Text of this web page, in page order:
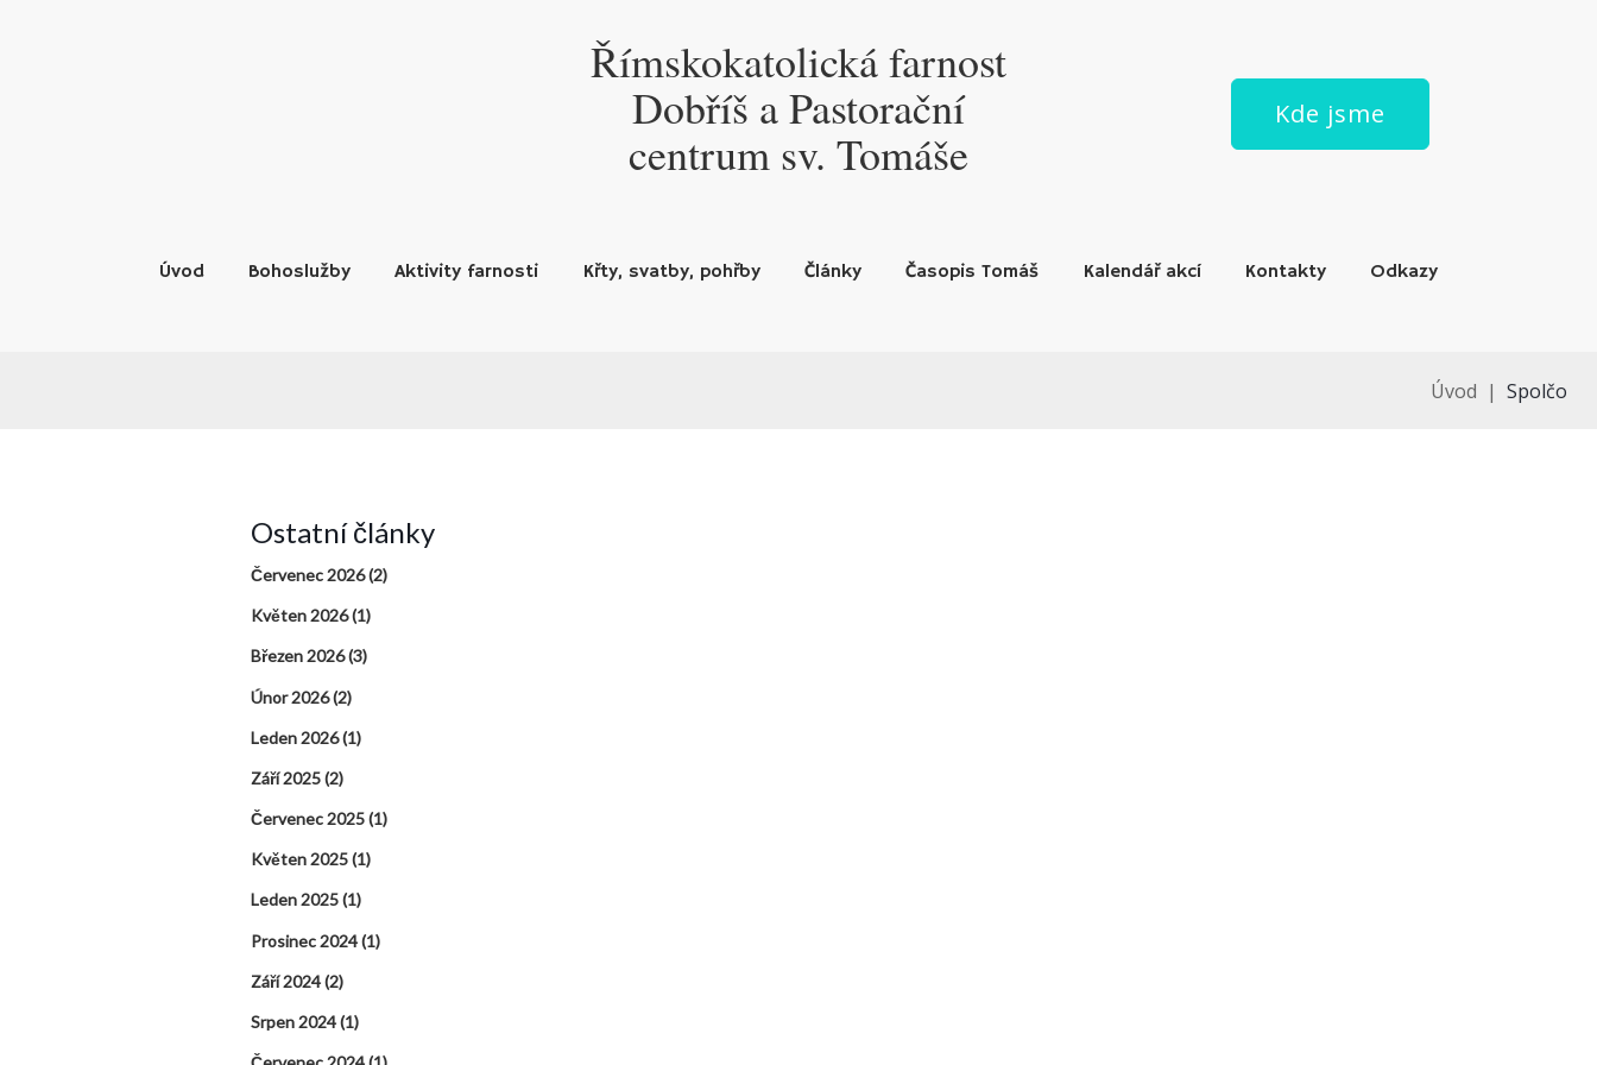
Římskokatolická farnost
Dobříš a Pastorační
centrum sv. Tomáše
Kde jsme
Úvod Bohoslužby Aktivity farnosti Křty, svatby, pohřby Články Časopis Tomáš Kalendář akcí Kontakty Odkazy
Úvod | Spolčo
Ostatní články
Červenec 2026(2)
Květen 2026(1)
Březen 2026(3)
Únor 2026(2)
Leden 2026(1)
Září 2025(2)
Červenec 2025(1)
Květen 2025(1)
Leden 2025(1)
Prosinec 2024(1)
Září 2024(2)
Srpen 2024(1)